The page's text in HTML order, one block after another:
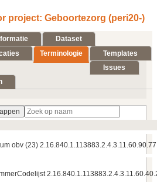
project: Geboortezorg (peri20-)
Dataset
Terminologie
Templates
Issues
obv (23)